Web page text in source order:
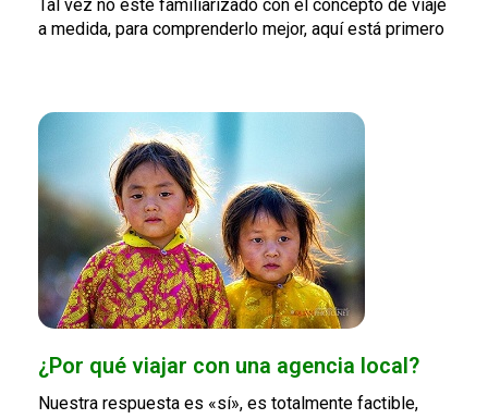
Tal vez no esté familiarizado con el concepto de viaje
a medida, para comprenderlo mejor, aquí está primero
¿Por qué viajar con una agencia local?
Nuestra respuesta es «sí», es totalmente factible,